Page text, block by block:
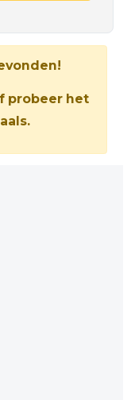
probeer het